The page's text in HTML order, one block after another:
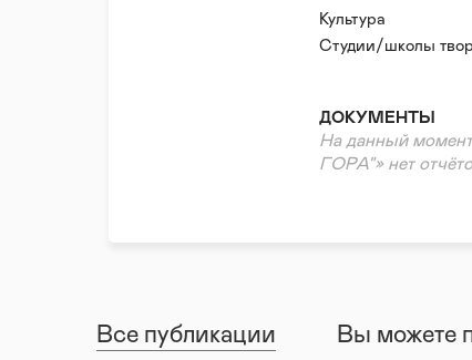
Культура
Студии/школы
ДОКУМЕНТЫ
На данный
ГОРА"» нет
Все публикации Вы можете